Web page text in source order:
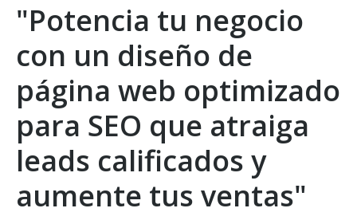
"Potencia tu negocio
con un diseño de
página web optimizado
para SEO que atraiga
leads calificados y
aumente tus ventas"